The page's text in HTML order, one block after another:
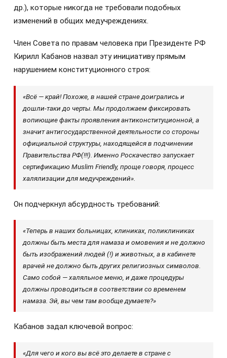
др.), которые никогда не требовали подобных
изменений в общих медучреждениях.
Член Совета по правам человека при Президенте РФ
Кирилл Кабанов назвал эту инициативу прямым
нарушением конституционного строя:
«Всё — край! Похоже, в нашей стране доигрались и
дошли-таки до черты. Мы продолжаем фиксировать
вопиющие факты проявления антиконституционной, а
значит антигосударственной деятельности со стороны
официальной структуры, находящейся в подчинении
Правительства РФ(!!!). Именно Роскачество запускает
сертификацию Muslim Friendly, проще говоря, процесс
халялизации для медучреждений».
Он подчеркнул абсурдность требований:
«Теперь в наших больницах, клиниках, поликлиниках
должны быть места для намаза и омовения и не должно
быть изображений людей (!) и животных, а в кабинете
врачей не должно быть других религиозных символов.
Само собой — халяльное меню, и даже процедуры
должны проводиться в соответствии со временем
намаза. Эй, вы чем там вообще думаете?»
Кабанов задал ключевой вопрос:
«Для чего и кого вы всё это делаете в стране с